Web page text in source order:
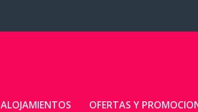
ALOJAMIENTOS OFERTAS Y